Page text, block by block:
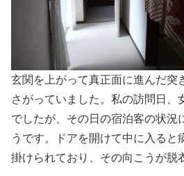
玄関を上がって真正面に進んだ突
さがっていました。私の訪問日、
でしたが、その日の宿泊客の状況
うです。ドアを開けて中に入ると
掛けられており、その向こうが脱